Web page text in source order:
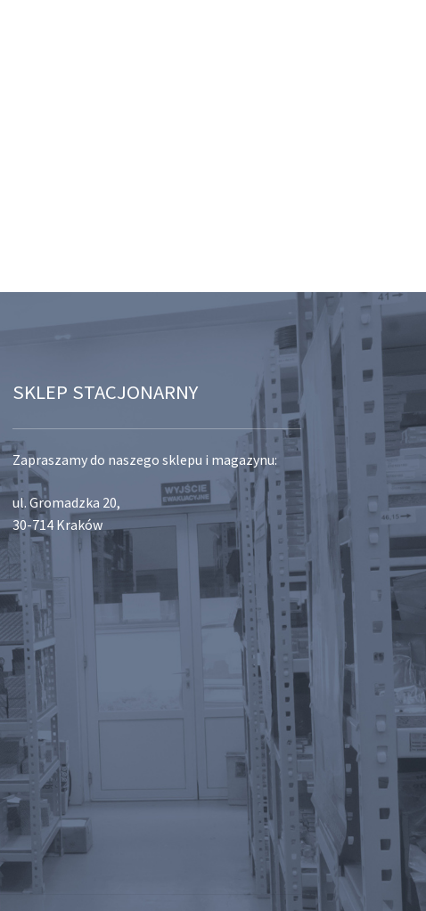
SKLEP STACJONARNY
Zapraszamy do naszego sklepu i magazynu:
ul. Gromadzka 20,
30-714 Kraków